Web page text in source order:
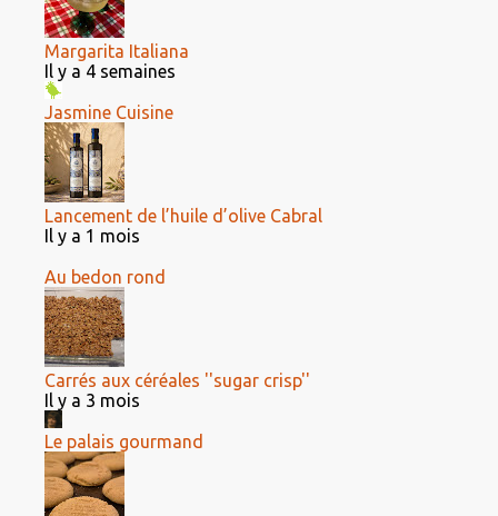
Margarita Italiana
Il y a 4 semaines
Jasmine Cuisine
Lancement de l’huile d’olive Cabral
Il y a 1 mois
Au bedon rond
Carrés aux céréales ''sugar crisp''
Il y a 3 mois
Le palais gourmand